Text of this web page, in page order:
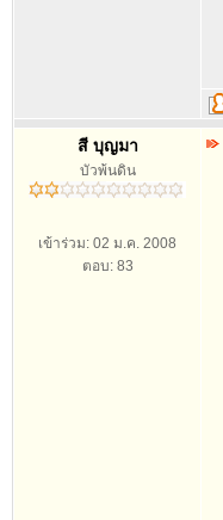
สี บุญมา
บัวพ้นดิน
เข้าร่วม: 02 ม.ค. 2008
ตอบ: 83